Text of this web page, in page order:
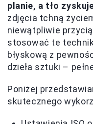
planie, a tło
zdjęcia tchną
niewątpliwie
stosować te
błyskową z
dzieła sztuki –
Poniżej
skutecznego